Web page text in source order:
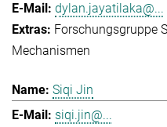
dylan.jayatilaka@...
Forschungsgruppe
Mechanismen
Siqi Jin
siqi.jin@...